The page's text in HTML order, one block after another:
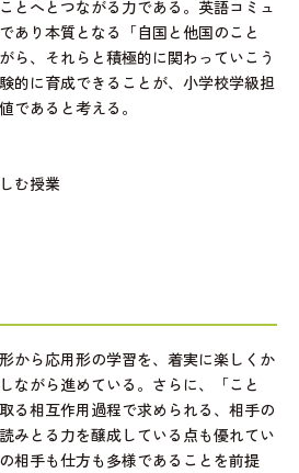
とへとつながる力である。英語コミュ
あり本質となる「自国と他国のこと
ら、それらと積極的に関わっていこう
的に育成できることが、小学校学級担
であると考える。
む授業
から応用形の学習を、着実に楽しくか
ながら進めている。さらに、「こと
る相互作用過程で求められる、相手の
みとる力を醸成している点も優れてい
相手も仕方も多様であることを前提